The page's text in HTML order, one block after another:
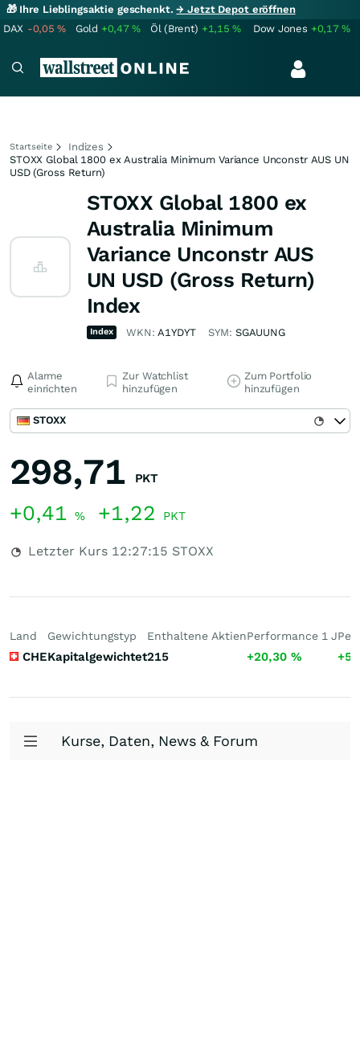
🎁 Ihre Lieblingsaktie geschenkt.→ Jetzt Depot eröffnen
DAX -0,05% Gold +0,47% Öl (Brent) +1,15% Dow Jones +0,17%
Startseite
Indizes
STOXX Global 1800 ex Australia Minimum Variance Unconstr AUS UN
USD (Gross Return)
STOXX Global 1800 ex
Australia Minimum
Variance Unconstr AUS
UN USD (Gross Return)
Index
Index WKN:A1YDYT SYM: SGAUUNG
Alarme
einrichten
Zur Watchlist
hinzufügen
Zum Portfolio
hinzufügen
STOXX
298,71 PKT
+0,41 % +1,22 PKT
Letzter Kurs 12:27:15 STOXX
Land
CHE
Gewichtungstyp
Kapitalgewichtet
Enthaltene Aktien
215
Performance 1 J
+20,30 %
Kurse, Daten, News & Forum